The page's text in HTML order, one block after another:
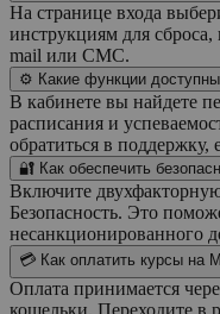
На странице входа
инструкциям для
mail или СМС.
⚙️ Какие функции
В кабинете вы найдете
расписания и
обратиться в поддержку,
🔐 Как обеспечить
Включите
Безопасность. Это
несанкционированного
💳 Как оплатить курсы на
Оплата принимается
кошельки. Переходите в